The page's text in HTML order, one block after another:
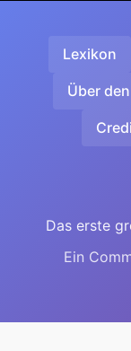
Lexikon
Über
Das erste
Ein